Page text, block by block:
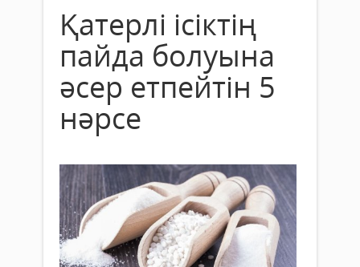
Қатерлі ісіктің
пайда болуына
әсер етпейтін 5
нәрсе